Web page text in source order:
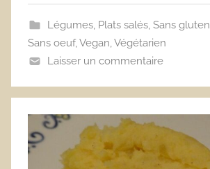
Légumes, Plats salés, Sans gluten
Sans oeuf, Vegan Végétarien
Laisser un commentaire